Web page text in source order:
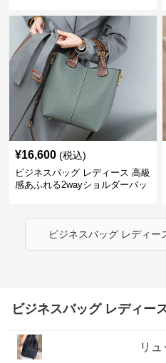
¥16,600 (税込)
ビジネスバッグ レディース 高級
感あふれる2wayショルダーバッ
ビジネスバッグ レディー
ビジネスバッグ レディー
リュ